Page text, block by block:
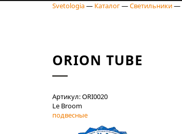
Svetologia— Каталог—Светильники—
ORION TUBE
Артикул: ORI0020
Le Broom
подвесные